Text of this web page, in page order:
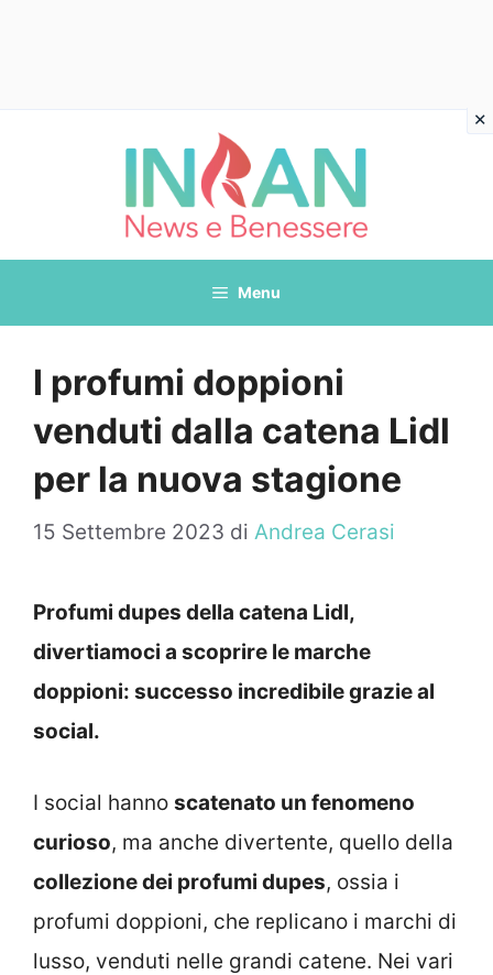
Menu
I profumi doppioni
venduti dalla catena Lidl
per la nuova stagione
15 Settembre 2023 di Andrea Cerasi
Profumi dupes della catena Lidl,
divertiamoci a scoprire le marche
doppioni: successo incredibile grazie al
social.
I social hanno scatenato un fenomeno
curioso, ma anche divertente, quello della
collezione dei profumi dupes, ossia i
profumi doppioni, che replicano i marchi di
lusso, venduti nelle grandi catene. Nei vari